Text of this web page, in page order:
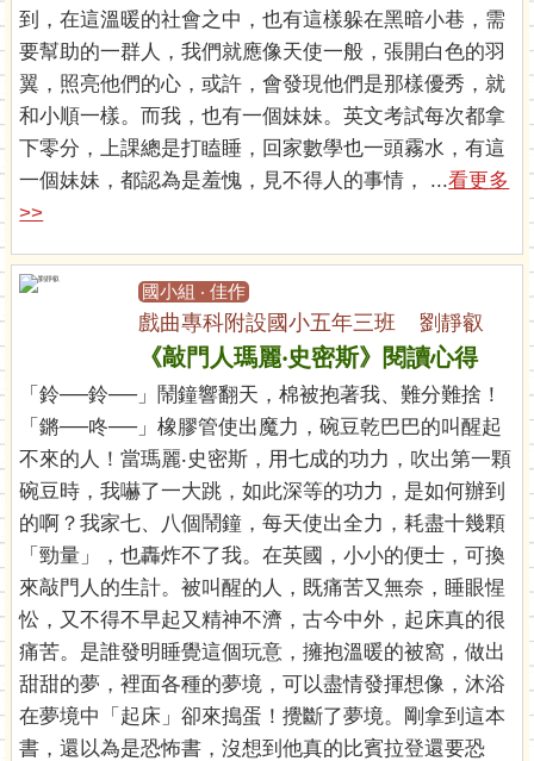
到，在這溫暖的社會之中，也有這樣躲在黑暗小巷，需
要幫助的一群人，我們就應像天使一般，張開白色的羽
翼，照亮他們的心，或許，會發現他們是那樣優秀，就
和小順一樣。而我，也有一個妹妹。英文考試每次都拿
下零分，上課總是打瞌睡，回家數學也一頭霧水，有這
一個妹妹，都認為是羞愧，見不得人的事情， ...看更多
>>
國小組 ‧ 佳作
戲曲專科附設國小五年三班 劉靜叡
《敲門人瑪麗‧史密斯》閱讀心得
「鈴──鈴──」鬧鐘響翻天，棉被抱著我、難分難捨！
「鏘──咚──」橡膠管使出魔力，碗豆乾巴巴的叫醒起
不來的人！當瑪麗‧史密斯，用七成的功力，吹出第一顆
碗豆時，我嚇了一大跳，如此深等的功力，是如何辦到
的啊？我家七、八個鬧鐘，每天使出全力，耗盡十幾顆
「勁量」，也轟炸不了我。在英國，小小的便士，可換
來敲門人的生計。被叫醒的人，既痛苦又無奈，睡眼惺
忪，又不得不早起又精神不濟，古今中外，起床真的很
痛苦。是誰發明睡覺這個玩意，擁抱溫暖的被窩，做出
甜甜的夢，裡面各種的夢境，可以盡情發揮想像，沐浴
在夢境中「起床」卻來搗蛋！攪斷了夢境。剛拿到這本
書，還以為是恐怖書，沒想到他真的比賓拉登還要恐